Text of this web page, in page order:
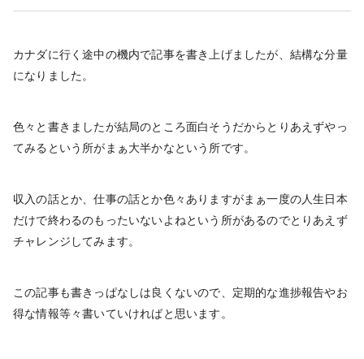
カナダに行く途中の機内で記事を書き上げましたが、結構な分量
になりました。
色々と書きましたが結局のところ面白そうだからとりあえずやっ
てみるという所がまぁ大半かなという所です。
収入の話とか、仕事の話とか色々ありますがまぁ一度の人生日本
だけで終わるのもったいないよねという所があるのでとりあえず
チャレンジしてみます。
この記事も書きっぱなしは良くないので、定期的な進捗報告やお
得な情報等々書いていければと思います。